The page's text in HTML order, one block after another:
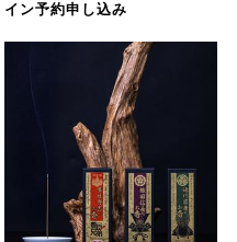
イン予約申し込み